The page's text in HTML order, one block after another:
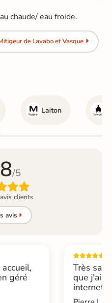
chaude/ eau froide.
de Lavabo et Vasque
Laiton
/5
clients
avis
géré
Très
que j'ai
internet....